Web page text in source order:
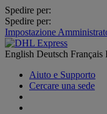
Spedire per:
Spedire per:
Impostazione
English Deutsch Français
Aiuto e Supporto
Cercare una sede